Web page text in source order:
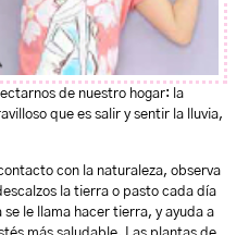
de nuestro hogar: la
que es salir y sentir la lluvia,
con la naturaleza, observa
la tierra o pasto cada día
le llama hacer tierra, y ayuda a